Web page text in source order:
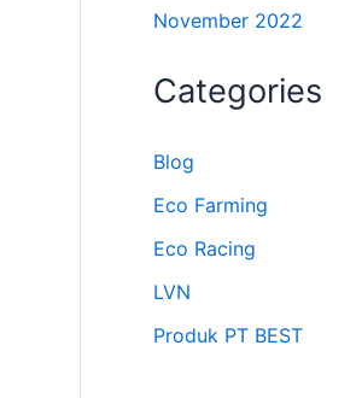
November 2022
Categories
Blog
Eco Farming
Eco Racing
LVN
Produk PT BEST